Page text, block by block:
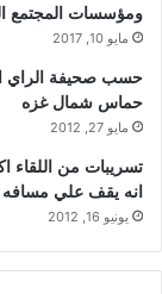
ومؤسسات المجتمع
مايو 10, 2017
حسب صحيفة الراي
حماس شمال غزه
مايو 27, 2012
تسريبات من
انه يقف علي
يونيو 16, 2012